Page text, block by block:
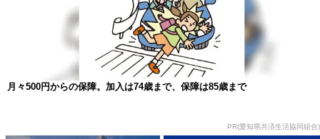
月々500円からの保障。加入は74歳まで、保障は85歳まで
PR(愛知県共済生活協同組合)